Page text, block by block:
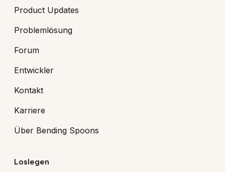
Product Updates
Problemlösung
Forum
Entwickler
Kontakt
Karriere
Über Bending Spoons
Loslegen